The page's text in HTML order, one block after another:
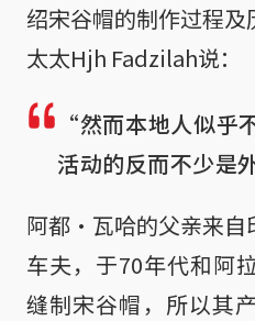
绍宋谷帽的制作过程
太太Hjh Fadzilah说：
“然而本地人似乎
活动的反而不少是
阿都·瓦哈的父亲来自
车夫，于70年代和阿
缝制宋谷帽，所以其